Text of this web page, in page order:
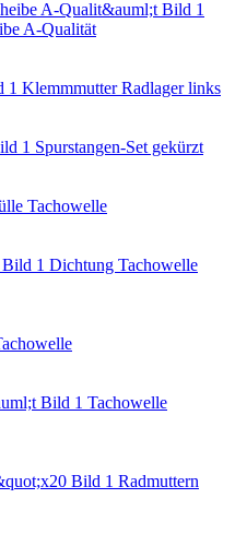
A-Qualität
Klemmmutter Radlager links
Spurstangen-Set gekürzt
Tachowelle
Dichtung Tachowelle
Tachowelle
Radmuttern